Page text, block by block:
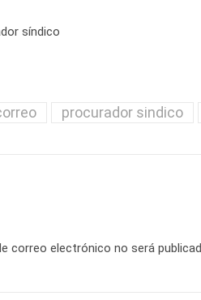
síndico
procurador sindico
correo electrónico no será